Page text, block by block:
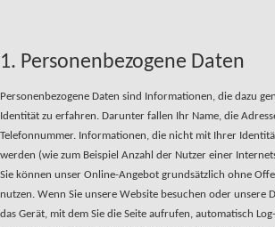
1. Personenbezogene Daten
Personenbezogene Daten sind Informationen, die dazu
Identität zu erfahren. Darunter fallen Ihr Name, die
Telefonnummer. Informationen, die nicht mit Ihrer
werden (wie zum Beispiel Anzahl der Nutzer einer
Sie können unser Online-Angebot grundsätzlich ohne
nutzen. Wenn Sie unsere Website besuchen oder unsere
das Gerät, mit dem Sie die Seite aufrufen, automatisch